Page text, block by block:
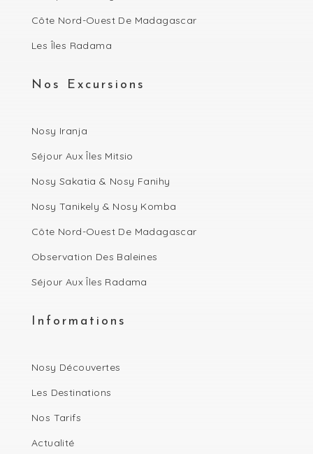
Côte Nord-Ouest De Madagascar
Les Îles Radama
Nos Excursions
Nosy Iranja
Séjour Aux Îles Mitsio
Nosy Sakatia & Nosy Fanihy
Nosy Tanikely & Nosy Komba
Côte Nord-Ouest De Madagascar
Observation Des Baleines
Séjour Aux Îles Radama
Informations
Nosy Découvertes
Les Destinations
Nos Tarifs
Actualité